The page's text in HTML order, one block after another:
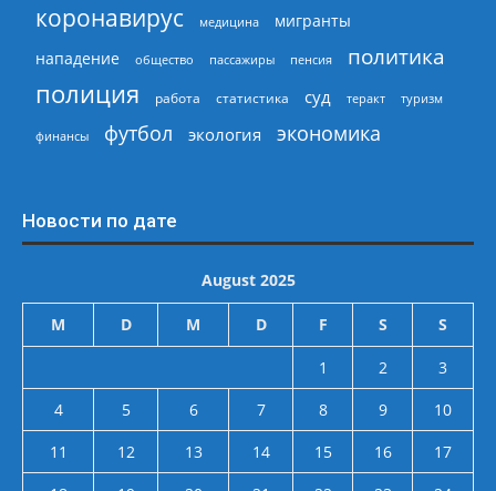
коронавирус медицина
мигранты
нападение
общество пассажиры пенсия политика
полиция работа статистика суд теракт туризм
финансы футбол экология экономика
Новости по дате
August 2025
M D M D F S S
1 2
3
4
5 6 7 8 9
10
11
12 13 14 15 16
17